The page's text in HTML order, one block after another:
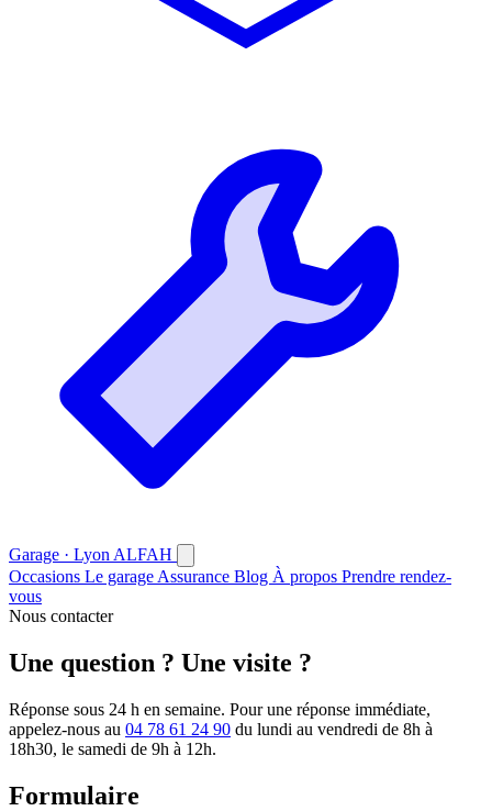
Garage · Lyon ALFAH
Occasions Le garage Assurance Blog À propos Prendre rendez-
vous
Nous contacter
Une question ? Une visite ?
Réponse sous 24 h en semaine. Pour une réponse immédiate,
appelez-nous au 04 78 61 24 90 du lundi au vendredi de 8h à
18h30, le samedi de 9h à 12h.
Formulaire